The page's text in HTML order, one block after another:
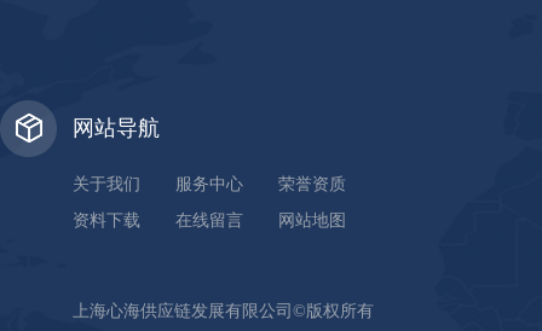
网站导航
关于我们 服务中心
荣誉资质
资料下载
在线留言 网站地图
上海心海供应链发展有限公司©版权所有